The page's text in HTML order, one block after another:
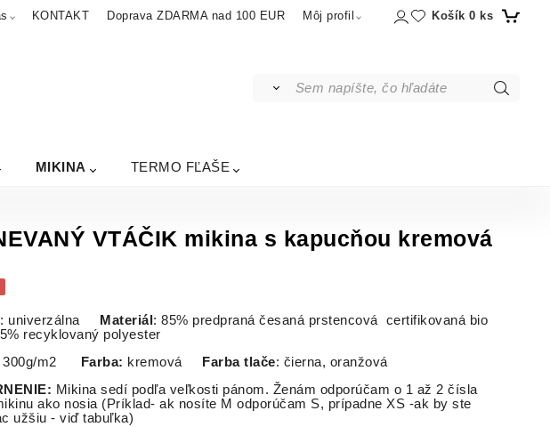
KONTAKT Doprava ZDARMA nad 100 EUR Môj profil Košík 0 ks
MIKINA TERMO FĽAŠE
VTÁČIK mikina s kapucňou kremová
: univerzálna Materiál : 85% predpraná česaná prstencová certifikovaná bio
recyklovaný polyester
300g/m2 Farba: kremová Farba tlače: čierna, oranžová
Mikina sedí podľa veľkosti pánom. Ženám odporúčam o 1 až 2 čísla
ako nosia (Príklad- ak nosíte M odporúčam S, prípadne XS -ak by ste
užšiu - viď tabuľka)